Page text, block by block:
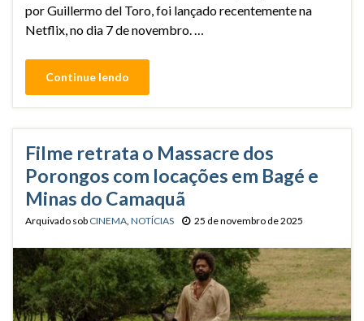
por Guillermo del Toro, foi lançado recentemente na
Netflix, no dia 7 de novembro. …
Continue lendo
Filme retrata o Massacre dos
Porongos com locações em Bagé e
Minas do Camaquã
Arquivado sob CINEMA, NOTÍCIAS 25 de novembro de 2025